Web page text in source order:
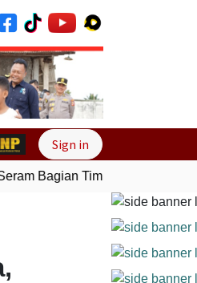
Next
Sign in
Bagian Timur, Maluku